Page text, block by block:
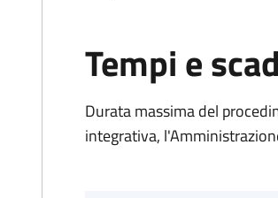
Tempi e
Durata massima del
integrativa,